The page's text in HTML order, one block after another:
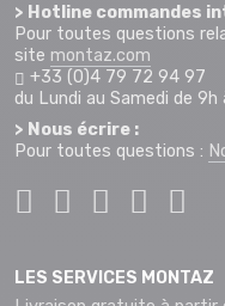
> Hotline commandes
Pour toutes questions
site montaz.com
+33 (0)4 79 72 94 97
du Lundi au Samedi de
> Nous écrire :
Pour toutes questions :
LES SERVICES MONTAZ